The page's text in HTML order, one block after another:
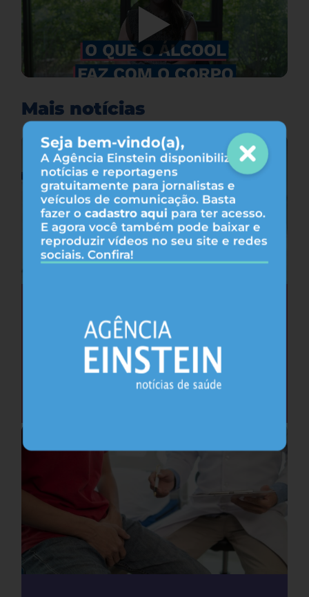
Seja bem-vindo(a),
A Agência Einstein disponibiliza
notícias e reportagens
gratuitamente para jornalistas e
veículos de comunicação. Basta
fazer o cadastro aqui para ter acesso.
E agora você também pode baixar e
reproduzir vídeos no seu site e redes
sociais. Confira!
Mais notícias
Saúde do coração após os 45 anos pode
antecipar risco de demência